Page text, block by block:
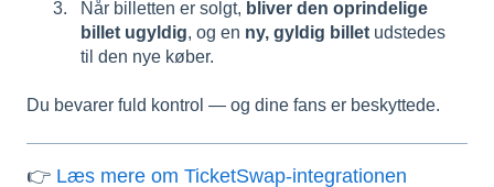
Når billetten er solgt, bliver den oprindelige
billet ugyldig, og en ny, gyldig billet udstedes
til den nye køber.
Du bevarer fuld kontrol — og dine fans er beskyttede.
👉 Læs mere om TicketSwap-integrationen